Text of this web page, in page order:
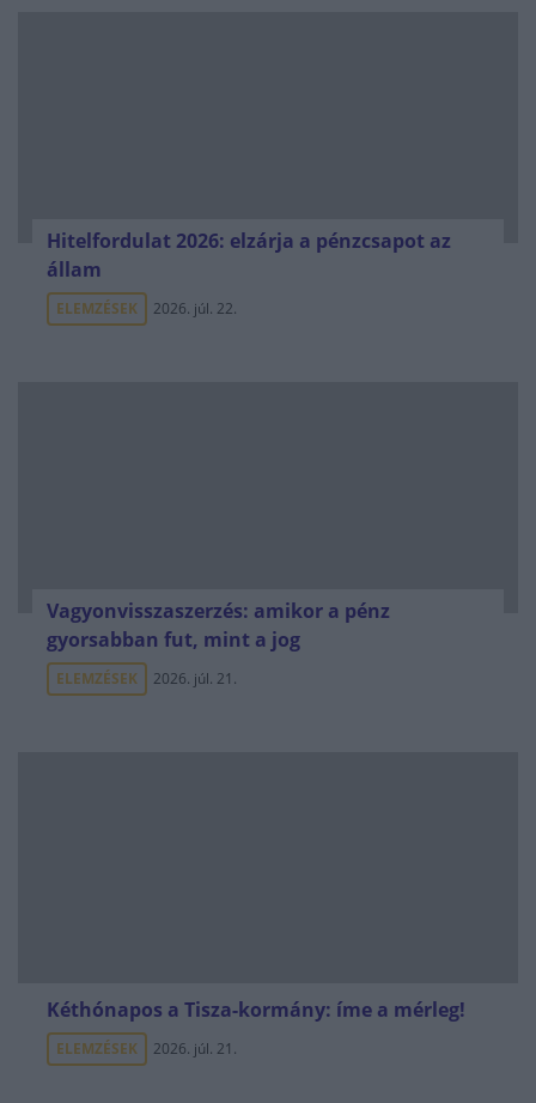
Hitelfordulat 2026: elzárja a pénzcsapot az
állam
ELEMZÉSEK 2026. júl. 22.
Vagyonvisszaszerzés: amikor a pénz
gyorsabban fut, mint a jog
ELEMZÉSEK 2026. júl. 21.
Kéthónapos a Tisza-kormány: íme a mérleg!
ELEMZÉSEK 2026. júl. 21.